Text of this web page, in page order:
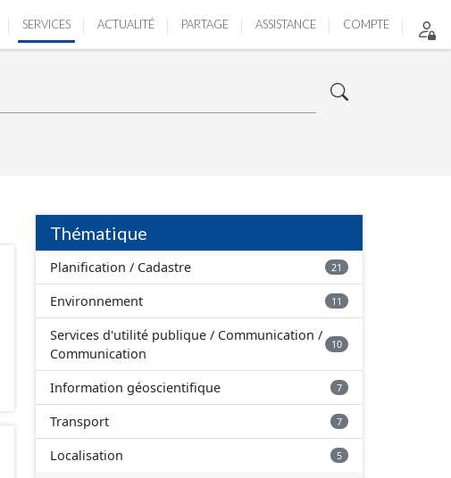
SERVICES ACTUALITÉ PARTAGE ASSISTANCE COMPTE
Thématique
Planification / Cadastre 21
Environnement 11
Services d'utilité publique / Communication /
Communication
10
Information géoscientifique 7
Transport 7
Localisation 5